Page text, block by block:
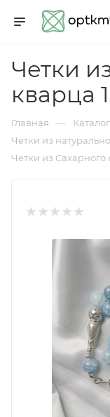
Четки
кварца
Главная — Каталог
Четки из
Четки из